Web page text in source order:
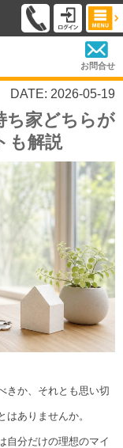
お問合せ
DATE: 2026-05-19
ち家どちらが
も解説
きか、それとも思い切
ありませんか。
自分だけの理想のマイ